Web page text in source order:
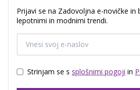
Prijavi se na Zadovoljna e-novičke in
lepotnimi in modnimi trendi.
Strinjam se s splošnimi pogoji in